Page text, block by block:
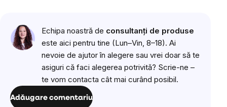
Echipa noastră de consultanți de produse
este aici pentru tine (Lun–Vin, 8–18). Ai
nevoie de ajutor în alegere sau vrei doar să te
asiguri că faci alegerea potrivită? Scrie-ne –
te vom contacta cât mai curând posibil.
Adăugare comentariu